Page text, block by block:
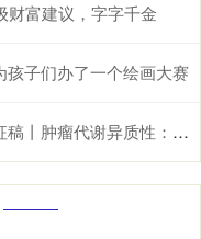
财富建议，字字千金
子们办了一个绘画大赛
机制、生物标志物与治疗意义_研究